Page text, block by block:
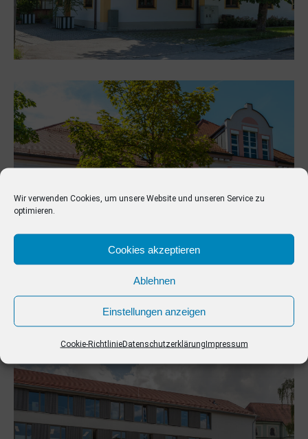
Wir verwenden Cookies, um unsere Website und unseren Service zu
optimieren.
Cookies akzeptieren
Ablehnen
Einstellungen anzeigen
Cookie-RichtlinieDatenschutzerklärungImpressum